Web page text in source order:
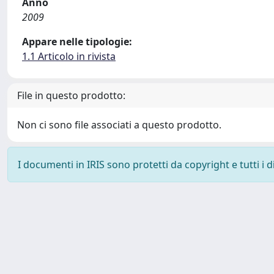
2009
Appare nelle tipologie:
1.1 Articolo in rivista
File in questo prodotto:
Non ci sono file associati a questo prodotto.
I documenti in IRIS sono protetti da copyright e tutti i